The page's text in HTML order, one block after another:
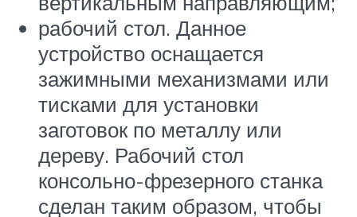
рабочий стол. Данное
устройство оснащается
зажимными механизмами или
тисками для установки
заготовок по металлу или
дереву. Рабочий стол
консольно-фрезерного станка
сделан таким образом, чтобы